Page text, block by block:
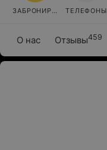
О нас Отзывы459
ЗАБРОНИРОВАТЬТЕЛЕФОНЫ